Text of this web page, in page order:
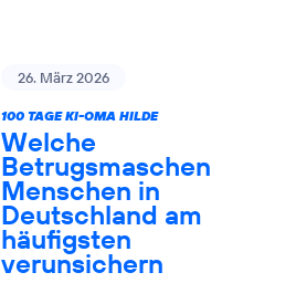
26. März 2026
100 TAGE KI-OMA HILDE
Welche
Betrugsmaschen
Menschen in
Deutschland am
häufigsten
verunsichern